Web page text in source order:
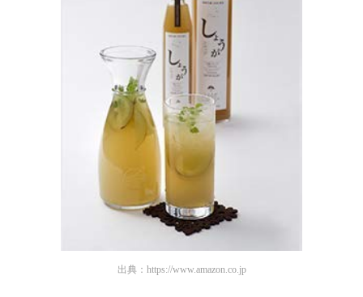
出典： https://www.amazon.co.jp